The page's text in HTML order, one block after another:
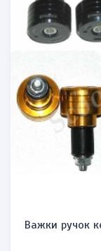
Важки ручок